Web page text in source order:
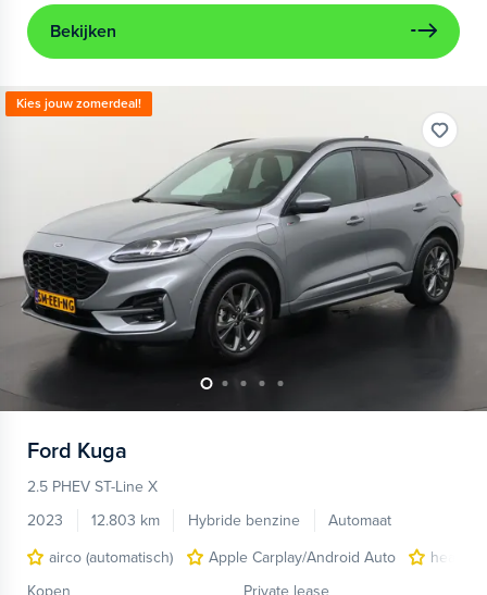
Bekijken
Kies jouw zomerdeal!
Ford Kuga
2.5 PHEV ST-Line X
2023
12.803 km Hybride benzine
Automaat
airco (automatisch)
Apple Carplay/Android Auto
head-
Kopen
Private lease